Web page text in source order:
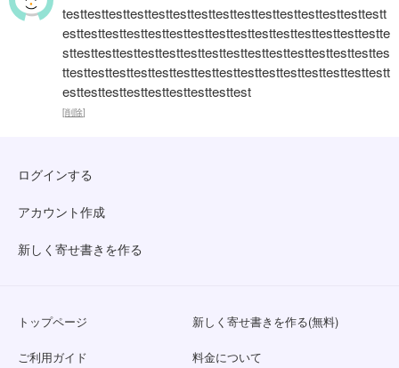
testtesttesttesttesttesttesttesttesttesttesttesttesttesttestt
esttesttesttesttesttesttesttesttesttesttesttesttesttesttestte
sttesttesttesttesttesttesttesttesttesttesttesttesttesttesttes
ttesttesttesttesttesttesttesttesttesttesttesttesttesttesttestt
esttesttesttesttesttesttesttesttest
[削除]
ログインする
アカウント作成
新しく寄せ書きを作る
トップページ 新しく寄せ書きを作る(無料)
ご利用ガイド 料金について